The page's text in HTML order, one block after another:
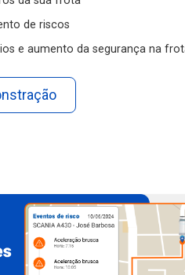
de riscos
e aumento da segurança na frota